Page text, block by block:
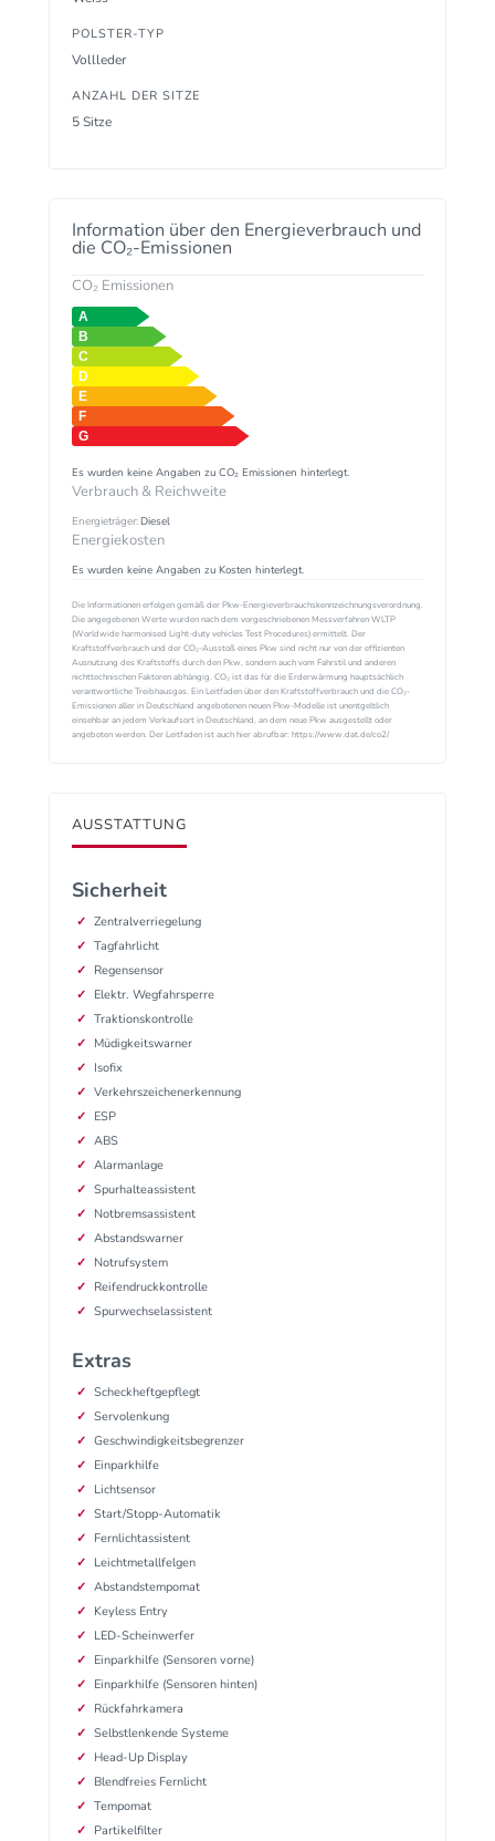
POLSTER-TYP
Vollleder
ANZAHL DER SITZE
5 Sitze
Information über den Energieverbrauch und
die CO₂-Emissionen
CO₂ Emissionen
Es wurden keine Angaben zu CO₂ Emissionen hinterlegt.
Verbrauch & Reichweite
Energieträger:Diesel
Energiekosten
Es wurden keine Angaben zu Kosten hinterlegt.
Die Informationen erfolgen gemäß der Pkw-Energieverbrauchskennzeichnungsverordnung.
Die angegebenen Werte wurden nach dem vorgeschriebenen Messverfahren WLTP
(Worldwide harmonised Light-duty vehicles Test Procedures) ermittelt. Der
Kraftstoffverbrauch und der CO₂-Ausstoß eines Pkw sind nicht nur von der effizienten
Ausnutzung des Kraftstoffs durch den Pkw, sondern auch vom Fahrstil und anderen
nichttechnischen Faktoren abhängig. CO₂ ist das für die Erderwärmung hauptsächlich
verantwortliche Treibhausgas. Ein Leitfaden über den Kraftstoffverbrauch und die CO₂-
Emissionen aller in Deutschland angebotenen neuen Pkw-Modelle ist unentgeltlich
einsehbar an jedem Verkaufsort in Deutschland, an dem neue Pkw ausgestellt oder
angeboten werden. Der Leitfaden ist auch hier abrufbar: https://www.dat.de/co2/
AUSSTATTUNG
Sicherheit
Zentralverriegelung
Tagfahrlicht
Regensensor
Elektr. Wegfahrsperre
Traktionskontrolle
Müdigkeitswarner
Isofix
Verkehrszeichenerkennung
ESP
ABS
Alarmanlage
Spurhalteassistent
Notbremsassistent
Abstandswarner
Notrufsystem
Reifendruckkontrolle
Spurwechselassistent
Extras
Scheckheftgepflegt
Servolenkung
Geschwindigkeitsbegrenzer
Einparkhilfe
Lichtsensor
Start/Stopp-Automatik
Fernlichtassistent
Leichtmetallfelgen
Abstandstempomat
Keyless Entry
LED-Scheinwerfer
Einparkhilfe (Sensoren vorne)
Einparkhilfe (Sensoren hinten)
Rückfahrkamera
Selbstlenkende Systeme
Head-Up Display
Blendfreies Fernlicht
Tempomat
Partikelfilter